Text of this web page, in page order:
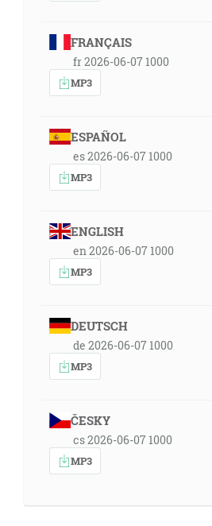
FRANÇAIS
fr 2026-06-07 1000
MP3
ESPAÑOL
es 2026-06-07 1000
MP3
ENGLISH
en 2026-06-07 1000
MP3
DEUTSCH
de 2026-06-07 1000
MP3
ČESKY
cs 2026-06-07 1000
MP3